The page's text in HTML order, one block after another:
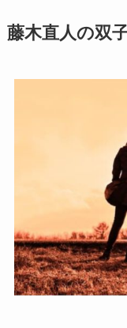
藤木直人の双